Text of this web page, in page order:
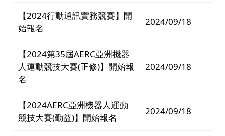
【2024行動通訊實務競賽】開
始報名
2024/09/18
【2024第35屆AERC亞洲機器
人運動競技大賽(正修)】開始報
名
2024/09/18
【2024AERC亞洲機器人運動
競技大賽(勤益)】開始報名
2024/09/18